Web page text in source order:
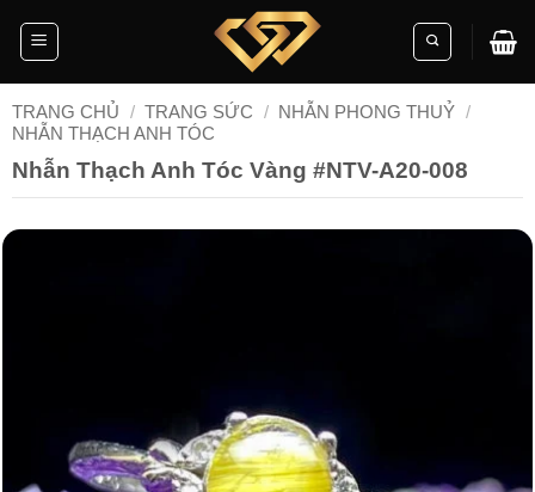
TRANG CHỦ / TRANG SỨC / NHẪN PHONG THUỶ /
NHẪN THẠCH ANH TÓC
Nhẫn Thạch Anh Tóc Vàng #NTV-A20-008